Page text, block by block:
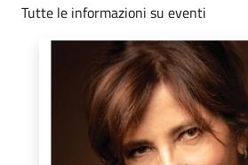
Tutte le informazioni su eventi